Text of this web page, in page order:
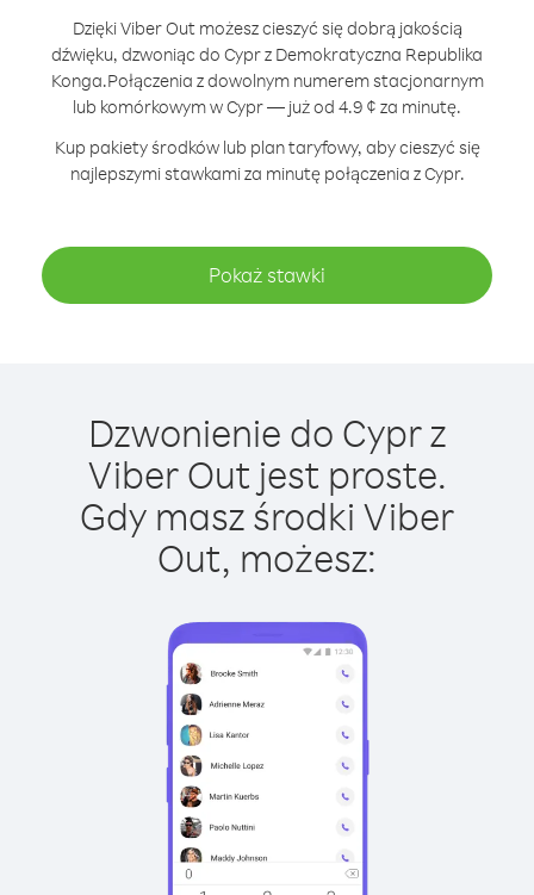
Dzięki Viber Out możesz cieszyć się dobrą jakością
dźwięku, dzwoniąc do Cypr z Demokratyczna Republika
Konga.Połączenia z dowolnym numerem stacjonarnym
lub komórkowym w Cypr — już od 4.9 ¢ za minutę.
Kup pakiety środków lub plan taryfowy, aby cieszyć się
najlepszymi stawkami za minutę połączenia z Cypr.
Pokaż stawki
Dzwonienie do Cypr z
Viber Out jest proste.
Gdy masz środki Viber
Out, możesz: